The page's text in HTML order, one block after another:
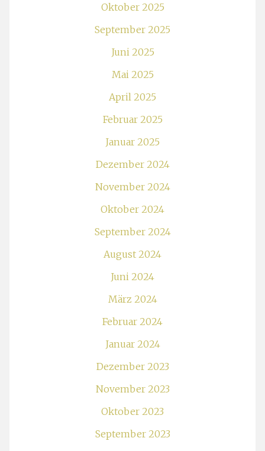
Oktober 2025
September 2025
Juni 2025
Mai 2025
April 2025
Februar 2025
Januar 2025
Dezember 2024
November 2024
Oktober 2024
September 2024
August 2024
Juni 2024
März 2024
Februar 2024
Januar 2024
Dezember 2023
November 2023
Oktober 2023
September 2023